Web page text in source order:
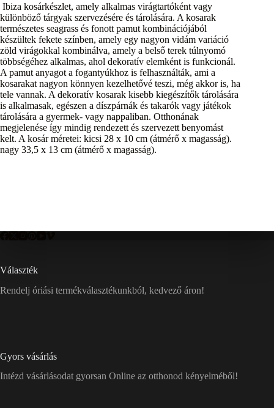
Ibiza kosárkészlet, amely alkalmas virágtartóként vagy
különböző tárgyak szervezésére és tárolására. A kosarak
természetes seagrass és fonott pamut kombinációjából
készültek fekete színben, amely egy nagyon vidám variáció
zöld virágokkal kombinálva, amely a belső terek túlnyomó
többségéhez alkalmas, ahol dekoratív elemként is funkcionál.
A pamut anyagot a fogantyúkhoz is felhasználták, ami a
kosarakat nagyon könnyen kezelhetővé teszi, még akkor is, ha
tele vannak. A dekoratív kosarak kisebb kiegészítők tárolására
is alkalmasak, egészen a díszpárnák és takarók vagy játékok
tárolására a gyermek- vagy nappaliban. Otthonának
megjelenése így mindig rendezett és szervezett benyomást
kelt. A kosár méretei: kicsi 28 x 10 cm (átmérő x magasság).
nagy 33,5 x 13 cm (átmérő x magasság).
Választék
Rendelj óriási termékválasztékunkból, kedvező áron!
Gyors vásárlás
Intézd vásárlásodat gyorsan Online az otthonod kényelméből!